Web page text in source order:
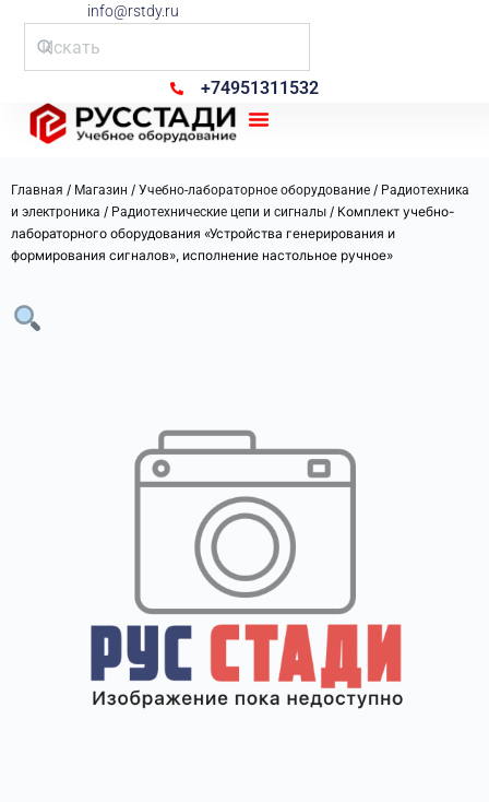
info@rstdy.ru
+74951311532
Главная / Магазин / Учебно-лабораторное оборудование / Радиотехника
и электроника / Радиотехнические цепи и сигналы / Комплект учебно-
лабораторного оборудования «Устройства генерирования и
формирования сигналов», исполнение настольное ручное»